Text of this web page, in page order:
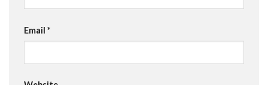
Email *